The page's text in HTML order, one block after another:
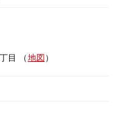
目 （地図）